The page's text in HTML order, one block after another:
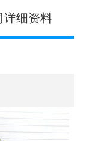
详细资料